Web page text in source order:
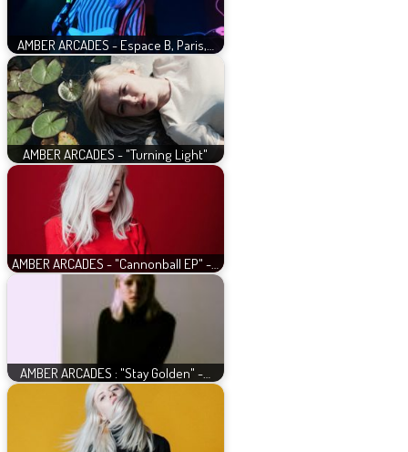
AMBER ARCADES - Espace B, Paris,…
AMBER ARCADES - "Turning Light"
AMBER ARCADES - "Cannonball EP" -…
AMBER ARCADES : "Stay Golden" -…